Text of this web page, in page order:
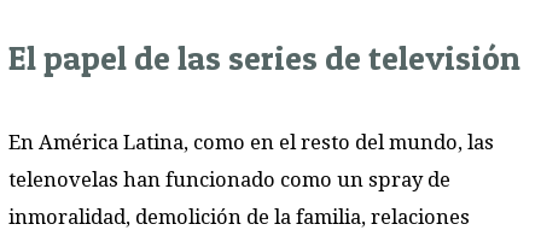
El papel de las series de televisión
En América Latina, como en el resto del mundo, las
telenovelas han funcionado como un spray de
inmoralidad, demolición de la familia, relaciones